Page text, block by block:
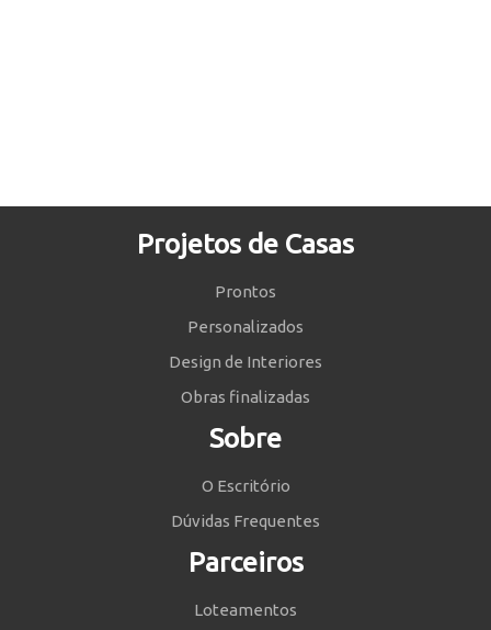
Projetos de Casas
Prontos
Personalizados
Design de Interiores
Obras finalizadas
Sobre
O Escritório
Dúvidas Frequentes
Parceiros
Loteamentos